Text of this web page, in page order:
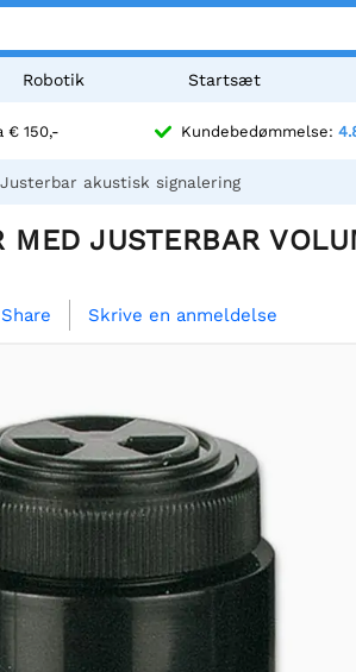
Robotik Startsæt
€ 150,- Kundebedømmelse:
Justerbar akustisk signalering
MED JUSTERBAR
Share Skrive en anmeldelse